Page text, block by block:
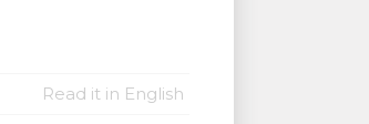
Read it in English